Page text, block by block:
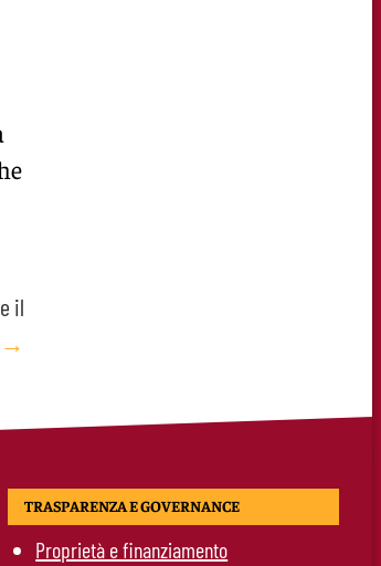
il
→
TRASPARENZA E GOVERNANCE
Proprietà e finanziamento